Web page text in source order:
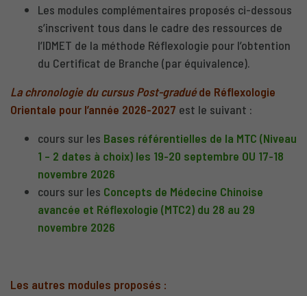
Les modules complémentaires proposés ci-dessous
s’inscrivent tous dans le cadre des ressources de
l’IDMET de la méthode Réflexologie pour l’obtention
du Certificat de Branche (par équivalence).
La chronologie du cursus Post-graduéde Réflexologie
Orientale pour l’année 2026-2027 est le suivant :
cours sur les Bases référentielles de la MTC (Niveau
1 – 2 dates à choix) les 19-20 septembre OU 17-18
novembre 2026
cours sur les Concepts de Médecine Chinoise
avancée et Réflexologie (MTC2) du 28 au 29
novembre 2026
Les autres modules proposés :